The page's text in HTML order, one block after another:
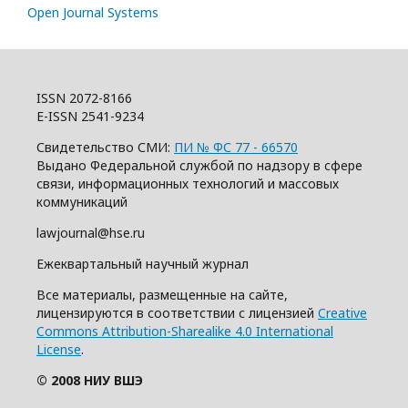
Open Journal Systems
ISSN 2072-8166
E-ISSN 2541-9234
Свидетельство СМИ: ПИ № ФС 77 - 66570
Выдано Федеральной службой по надзору в сфере
связи, информационных технологий и массовых
коммуникаций
lawjournal@hse.ru
Ежеквартальный научный журнал
Все материалы, размещенные на сайте,
лицензируются в соответствии с лицензией Creative
Commons Attribution-Sharealike 4.0 International
License.
© 2008 НИУ ВШЭ